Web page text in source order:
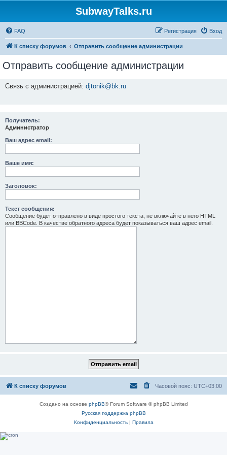
SubwayTalks.ru
FAQ Вход
Регистрация
К списку форумов Отправить сообщение администрации
Отправить сообщение администрации
Связь с администрацией: djtonik@bk.ru
Получатель:
Администратор
Ваш адрес email:
Ваше имя:
Заголовок:
Текст сообщения:
Сообщение будет отправлено в виде простого текста, не включайте в него HTML
или BBCode. В качестве обратного адреса будет показываться ваш адрес email.
К списку форумов Часовой пояс: UTC+03:00
Создано на основе phpBB® Forum Software © phpBB Limited
Русская поддержка phpBB
Конфиденциальность| Правила